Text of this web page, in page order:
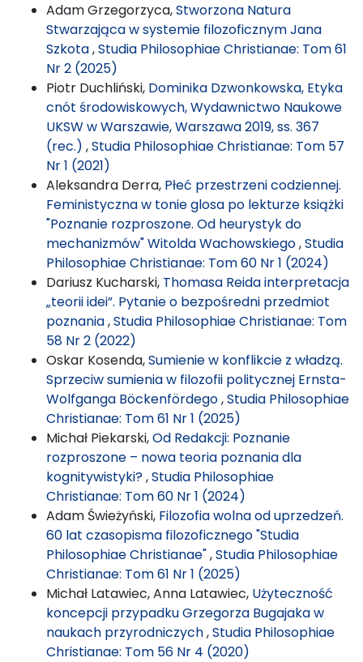
Adam Grzegorzyca,Stworzona Natura
Stwarzająca w systemie filozoficznym Jana
Szkota,Studia Philosophiae Christianae: Tom 61
Nr 2 (2025)
Piotr Duchliński, Dominika Dzwonkowska, Etyka
cnót środowiskowych, Wydawnictwo Naukowe
UKSW w Warszawie, Warszawa 2019, ss. 367
(rec.) ,Studia Philosophiae Christianae: Tom 57
Nr 1 (2021)
Aleksandra Derra, Płeć przestrzeni codziennej.
Feministyczna w tonie glosa po lekturze książki
"Poznanie rozproszone. Od heurystyk do
mechanizmów" Witolda Wachowskiego,Studia
Philosophiae Christianae: Tom 60 Nr 1 (2024)
Dariusz Kucharski, Thomasa Reida interpretacja
„teorii idei”. Pytanie o bezpośredni przedmiot
poznania,Studia Philosophiae Christianae: Tom
58 Nr 2 (2022)
Oskar Kosenda,Sumienie w konflikcie z władzą.
Sprzeciw sumienia w filozofii politycznej Ernsta-
Wolfganga Böckenfördego,Studia Philosophiae
Christianae: Tom 61 Nr 1 (2025)
Michał Piekarski,Od Redakcji: Poznanie
rozproszone – nowa teoria poznania dla
kognitywistyki?,Studia Philosophiae
Christianae: Tom 60 Nr 1 (2024)
Adam Świeżyński, Filozofia wolna od uprzedzeń.
60 lat czasopisma filozoficznego "Studia
Philosophiae Christianae",Studia Philosophiae
Christianae: Tom 61 Nr 1 (2025)
Michał Latawiec, Anna Latawiec, Użyteczność
koncepcji przypadku Grzegorza Bugajaka w
naukach przyrodniczych,Studia Philosophiae
Christianae: Tom 56 Nr 4 (2020)